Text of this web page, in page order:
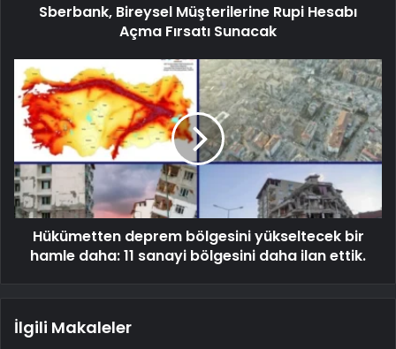
Sberbank, Bireysel Müşterilerine Rupi Hesabı
Açma Fırsatı Sunacak
Hükümetten deprem bölgesini yükseltecek bir
hamle daha: 11 sanayi bölgesini daha ilan ettik.
İlgili Makaleler